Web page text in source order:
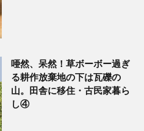
唖然、呆然！草ボーボー過ぎ
る耕作放棄地の下は瓦礫の
山。田舎に移住・古民家暮ら
し④